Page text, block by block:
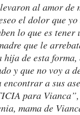
al amor de
el dolor que
lo que es tener
que le
hija de esta
y que no voy a
encontrar a sus
para
mama de